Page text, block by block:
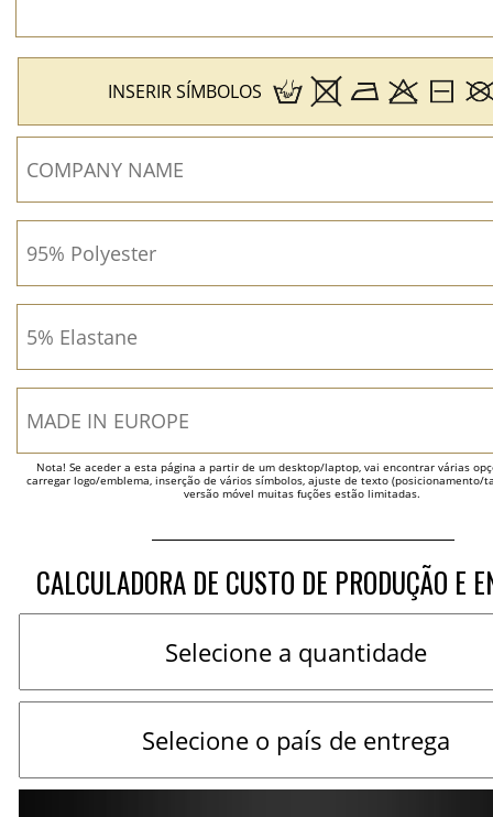
INSERIR SÍMBOLOS
Nota! Se aceder a esta página a partir de um desktop/laptop, vai encontrar várias
carregar logo/emblema, inserção de vários símbolos, ajuste de texto (posicionamento/
versão móvel muitas fuções estão limitadas.
CALCULADORA DE CUSTO DE PRODUÇÃO E